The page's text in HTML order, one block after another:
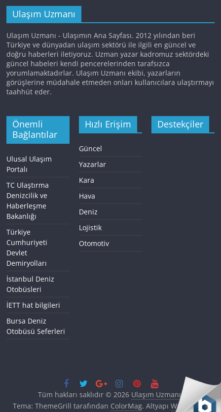
Ulaşım Uzmanı
Ulaşım Uzmanı - Ulaşımın Ana Sayfası. 2012 yılından beri
Türkiye ve dünyadan ulaşım sektörü ile ilgili en güncel ve
doğru haberleri iletiyoruz. Uzman yazar kadromuz sektördeki
güncel habeleri kendi pencerelerinden tarafsızca
yorumlamaktadırlar. Ulaşım Uzmanı ekibi, yazarların
görüşlerine müdahale etmeden onları kullanıcılara ulaştırmayı
taahhüt eder.
Önemli
Bağlantılar
Ulusal Ulaşım
Portalı
TC Ulaştırma
Denizcilik ve
Haberleşme
Bakanlığı
Türkiye
Cumhuriyeti
Devlet
Demiryolları
İstanbul Deniz
Otobüsleri
İETT hat bilgileri
Bursa Deniz
Otobüsü Seferleri
Hızlı Erişim
Güncel
Yazarlar
Kara
Hava
Deniz
Lojistik
Otomotiv
Destekçiler
Tüm hakları saklıdır © 2026 Ulaşım Uzmanı.
Tema: ThemeGrill tarafından ColorMag. Altyapı WordPress.